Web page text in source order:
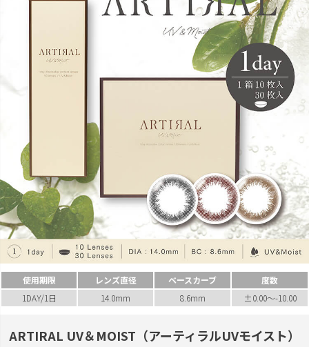
使用期限 レンズ直径 ベースカーブ
度数
1DAY/1日
14.0mm 8.6mm ±0.00～-10.00
ARTIRAL UV＆MOIST（アーティラルUVモイスト）